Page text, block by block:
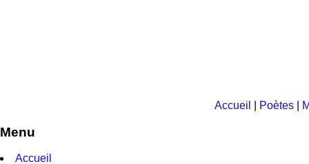
Accueil Poètes|
Menu
Accueil